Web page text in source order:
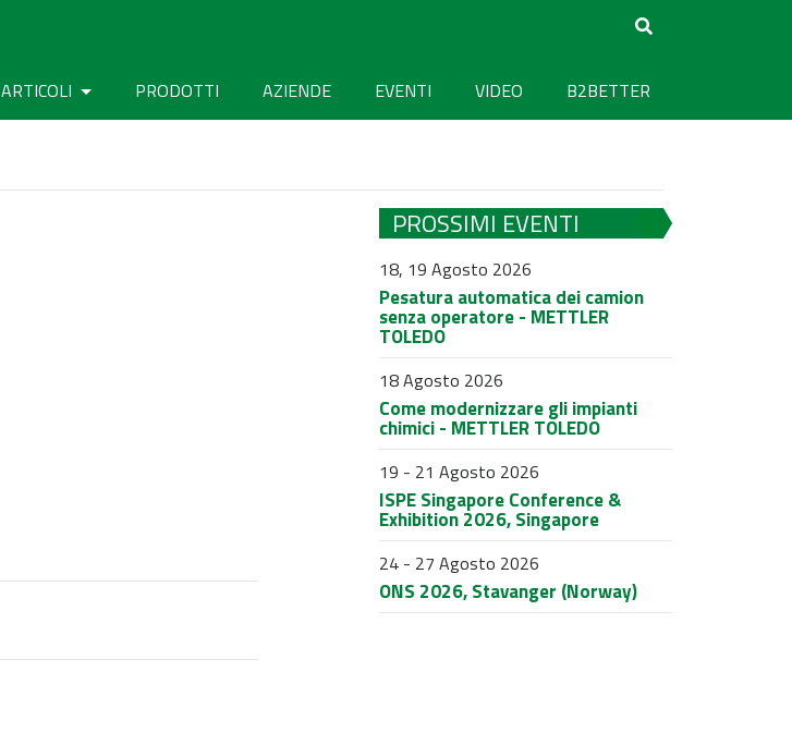
ARTICOLI PRODOTTI AZIENDE EVENTI VIDEO B2BETTER
PROSSIMI EVENTI
18, 19 Agosto 2026
Pesatura automatica dei camion
senza operatore - METTLER
TOLEDO
18 Agosto 2026
Come modernizzare gli impianti
chimici - METTLER TOLEDO
19 - 21 Agosto 2026
ISPE Singapore Conference &
Exhibition 2026, Singapore
24 - 27 Agosto 2026
ONS 2026, Stavanger (Norway)